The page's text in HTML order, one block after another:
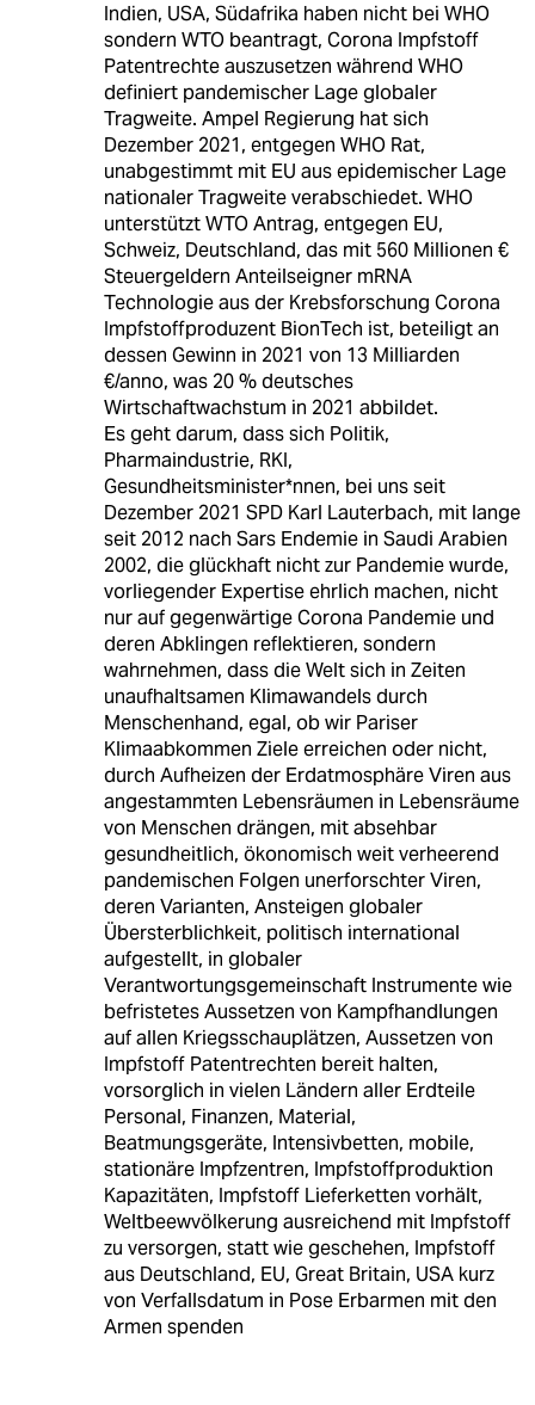
Indien, USA, Südafrika haben nicht bei WHO
sondern WTO beantragt, Corona Impfstoff
Patentrechte auszusetzen während WHO
definiert pandemischer Lage globaler
Tragweite. Ampel Regierung hat sich
Dezember 2021, entgegen WHO Rat,
unabgestimmt mit EU aus epidemischer Lage
nationaler Tragweite verabschiedet. WHO
unterstützt WTO Antrag, entgegen EU,
Schweiz, Deutschland, das mit 560 Millionen €
Steuergeldern Anteilseigner mRNA
Technologie aus der Krebsforschung Corona
Impfstoffproduzent BionTech ist, beteiligt an
dessen Gewinn in 2021 von 13 Milliarden
€/anno, was 20 % deutsches
Wirtschaftwachstum in 2021 abbildet.
Es geht darum, dass sich Politik,
Pharmaindustrie, RKI,
Gesundheitsminister*nnen, bei uns seit
Dezember 2021 SPD Karl Lauterbach, mit lange
seit 2012 nach Sars Endemie in Saudi Arabien
2002, die glückhaft nicht zur Pandemie wurde,
vorliegender Expertise ehrlich machen, nicht
nur auf gegenwärtige Corona Pandemie und
deren Abklingen reflektieren, sondern
wahrnehmen, dass die Welt sich in Zeiten
unaufhaltsamen Klimawandels durch
Menschenhand, egal, ob wir Pariser
Klimaabkommen Ziele erreichen oder nicht,
durch Aufheizen der Erdatmosphäre Viren aus
angestammten Lebensräumen in Lebensräume
von Menschen drängen, mit absehbar
gesundheitlich, ökonomisch weit verheerend
pandemischen Folgen unerforschter Viren,
deren Varianten, Ansteigen globaler
Übersterblichkeit, politisch international
aufgestellt, in globaler
Verantwortungsgemeinschaft Instrumente wie
befristetes Aussetzen von Kampfhandlungen
auf allen Kriegsschauplätzen, Aussetzen von
Impfstoff Patentrechten bereit halten,
vorsorglich in vielen Ländern aller Erdteile
Personal, Finanzen, Material,
Beatmungsgeräte, Intensivbetten, mobile,
stationäre Impfzentren, Impfstoffproduktion
Kapazitäten, Impfstoff Lieferketten vorhält,
Weltbeewvölkerung ausreichend mit Impfstoff
zu versorgen, statt wie geschehen, Impfstoff
aus Deutschland, EU, Great Britain, USA kurz
von Verfallsdatum in Pose Erbarmen mit den
Armen spenden